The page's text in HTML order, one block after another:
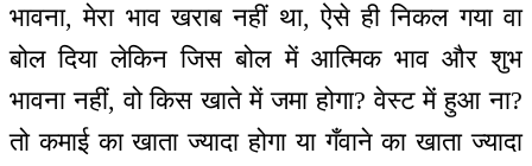
भावना, मेरा भाव खराब नहीं था, ऐसे ही निकल गया वा
बोल दिया लेकिन जिस बोल में आत्मिक भाव और शुभ
भावना नहीं, वो किस खाते में जमा होगा? वेस्ट में हुआ ना?
तो कमाई का खाता ज्यादा होगा या गँवाने का खाता ज्यादा